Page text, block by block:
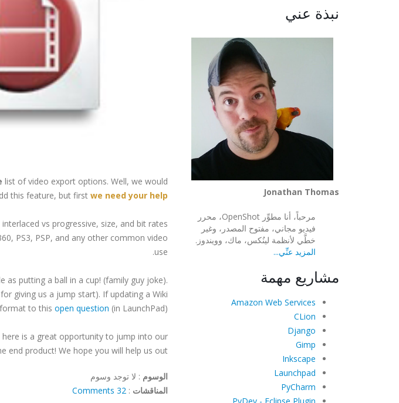
list of video export options. Well, we would
this feature, but first we need your help
vs progressive, size, and bit rates
PS3, PSP, and any other common video
use.
putting a ball in a cup! (family guy joke).
giving us a jump start). If updating a Wiki
to this open question (in LaunchPad).
is a great opportunity to jump into our
end product! We hope you will help us out.
الوسوم : لا توجد وسوم
المناقشات :
32 Comments
نبذة عني
Jonathan Thomas
مرحباً، أنا مطوِّر OpenShot، محرر
فيديو مجاني، مفتوح المصدر، وغير
خطَّي لأنظمة لينُكس، ماك، وويندوز.
المزيد عنِّي...
مشاريع مهمة
Amazon Web Services
CLion
Django
Gimp
Inkscape
Launchpad
PyCharm
PyDev - Eclipse Plugin